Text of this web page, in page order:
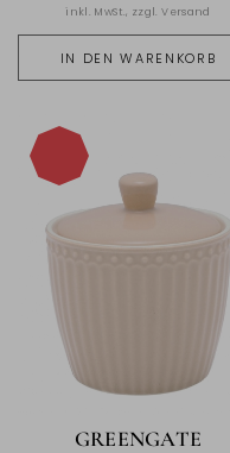
IN DEN WARENKORB
inkl. MwSt., zzgl.Versand
GREENGATE